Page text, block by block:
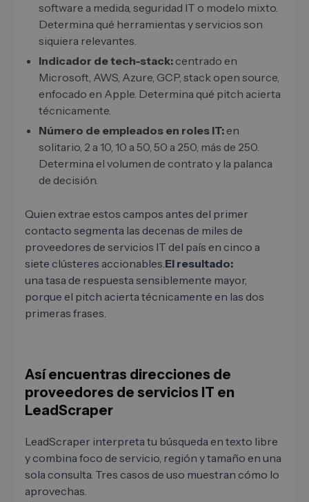
software a medida, seguridad IT o modelo mixto.
Determina qué herramientas y servicios son
siquiera relevantes.
Indicador de tech-stack: centrado en
Microsoft, AWS, Azure, GCP, stack open source,
enfocado en Apple. Determina qué pitch acierta
técnicamente.
Número de empleados en roles IT: en
solitario, 2 a 10, 10 a 50, 50 a 250, más de 250.
Determina el volumen de contrato y la palanca
de decisión.
Quien extrae estos campos antes del primer
contacto segmenta las decenas de miles de
proveedores de servicios IT del país en cinco a
siete clústeres accionables.El resultado:
una tasa de respuesta sensiblemente mayor,
porque el pitch acierta técnicamente en las dos
primeras frases.
Así encuentras direcciones de
proveedores de servicios IT en
LeadScraper
LeadScraper interpreta tu búsqueda en texto libre
y combina foco de servicio, región y tamaño en una
sola consulta. Tres casos de uso muestran cómo lo
aprovechas.